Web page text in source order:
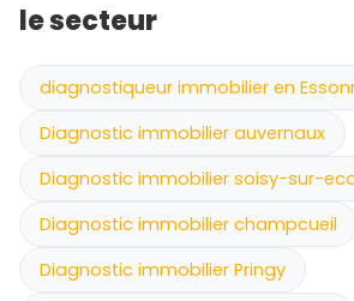
le secteur
diagnostiqueur immobilier en
Diagnostic immobilier auvernaux
Diagnostic immobilier soisy-sur-
Diagnostic immobilier champcueil
Diagnostic immobilier Pringy